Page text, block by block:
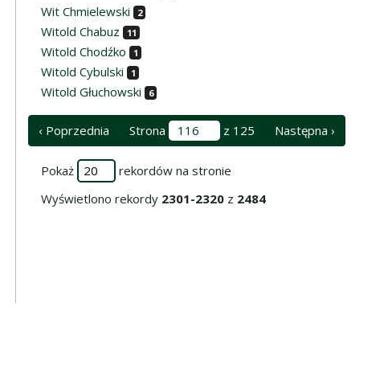
Wit Chmielewski 2
Witold Chabuz 11
Witold Chodźko 1
Witold Cybulski 1
Witold Głuchowski 6
‹ Poprzednia Strona z 125 Następna ›
Pokaż
rekordów na stronie
Wyświetlono rekordy 2301-2320 z 2484